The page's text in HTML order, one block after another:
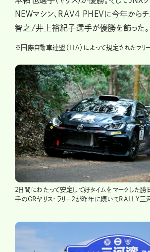
NEWマシン、RAV4 PHEVに今年から
智之/井上裕紀子選手が優勝を飾った。
※国際自動車連盟（FIA）によって規定されたラ
2日間にわたって安定して好タイムをマークした
手のGRヤリス・ラリー2が昨年に続いてRALLY三